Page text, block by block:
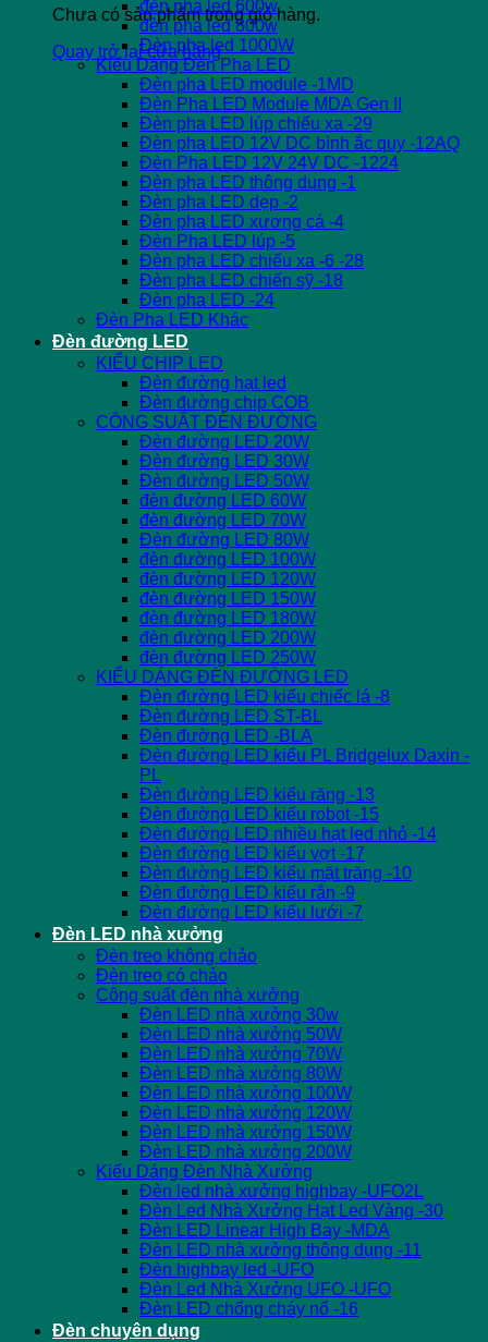
Chưa có sản phẩm trong giỏ hàng.
Quay trở lại cửa hàng
đèn pha led 600w
đèn pha led 800w
Đèn pha led 1000W
Kiểu Dáng Đèn Pha LED
Đèn pha LED module -1MD
Đèn Pha LED Module MDA Gen II
Đèn pha LED lúp chiếu xa -29
Đèn pha LED 12V DC bình ắc quy -12AQ
Đèn Pha LED 12V 24V DC -1224
Đèn pha LED thông dụng -1
Đèn pha LED dẹp -2
Đèn pha LED xương cá -4
Đèn Pha LED lúp -5
Đèn pha LED chiếu xa -6 -28
Đèn pha LED chiến sỹ -18
Đèn pha LED -24
Đèn Pha LED Khác
Đèn đường LED
KIỂU CHIP LED
Đèn đường hạt led
Đèn đường chip COB
CÔNG SUẤT ĐÈN ĐƯỜNG
Đèn đường LED 20W
Đèn đường LED 30W
Đèn đường LED 50W
đèn đường LED 60W
đèn đường LED 70W
Đèn đường LED 80W
đèn đường LED 100W
đèn đường LED 120W
đèn đường LED 150W
đèn đường LED 180W
đèn đường LED 200W
đèn đường LED 250W
KIỂU DÁNG ĐÈN ĐƯỜNG LED
Đèn đường LED kiểu chiếc lá -8
Đèn đường LED ST-BL
Đèn đường LED -BLA
Đèn đường LED kiểu PL Bridgelux Daxin -
PL
Đèn đường LED kiểu răng -13
Đèn đường LED kiểu robot -15
Đèn đường LED nhiều hạt led nhỏ -14
Đèn đường LED kiểu vợt -17
Đèn đường LED kiểu mặt trăng -10
Đèn đường LED kiểu rắn -9
Đèn đường LED kiểu lưới -7
Đèn LED nhà xưởng
Đèn treo không chảo
Đèn treo có chảo
Công suất đèn nhà xưởng
Đèn LED nhà xưởng 30w
Đèn LED nhà xưởng 50W
Đèn LED nhà xưởng 70W
Đèn LED nhà xưởng 80W
Đèn LED nhà xưởng 100W
Đèn LED nhà xưởng 120W
Đèn LED nhà xưởng 150W
Đèn LED nhà xưởng 200W
Kiểu Dáng Đèn Nhà Xưởng
Đèn led nhà xưởng highbay -UFO2L
Đèn Led Nhà Xưởng Hạt Led Vàng -30
Đèn LED Linear High Bay -MDA
Đèn LED nhà xưởng thông dụng -11
Đèn highbay led -UFO
Đèn Led Nhà Xưởng UFO -UFO
Đèn LED chống cháy nổ -16
Đèn chuyên dụng